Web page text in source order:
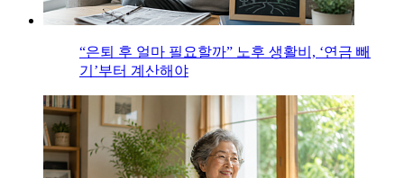
“은퇴 후 얼마 필요할까” 노후 생활비, ‘연금 빼
기’부터 계산해야